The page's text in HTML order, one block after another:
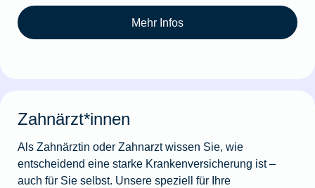
Mehr Infos
Zahnärzt*innen
Als Zahnärztin oder Zahnarzt wissen Sie, wie
entscheidend eine starke Krankenversicherung ist –
auch für Sie selbst. Unsere speziell für Ihre